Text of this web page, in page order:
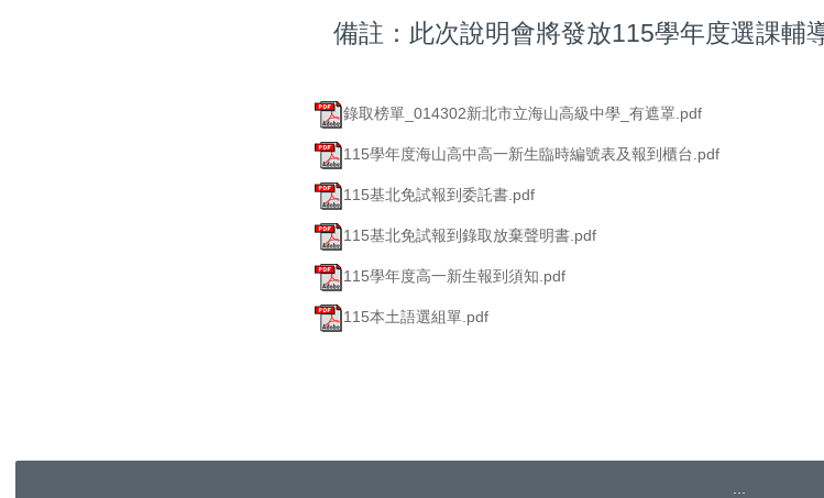
備註：此次說明會將發放115學年度選課輔
錄取榜單_014302新北市立海山高級中學_有遮罩.pdf
115學年度海山高中高一新生臨時編號表及報到櫃台.pdf
115基北免試報到委託書.pdf
115基北免試報到錄取放棄聲明書.pdf
115學年度高一新生報到須知.pdf
115本土語選組單.pdf